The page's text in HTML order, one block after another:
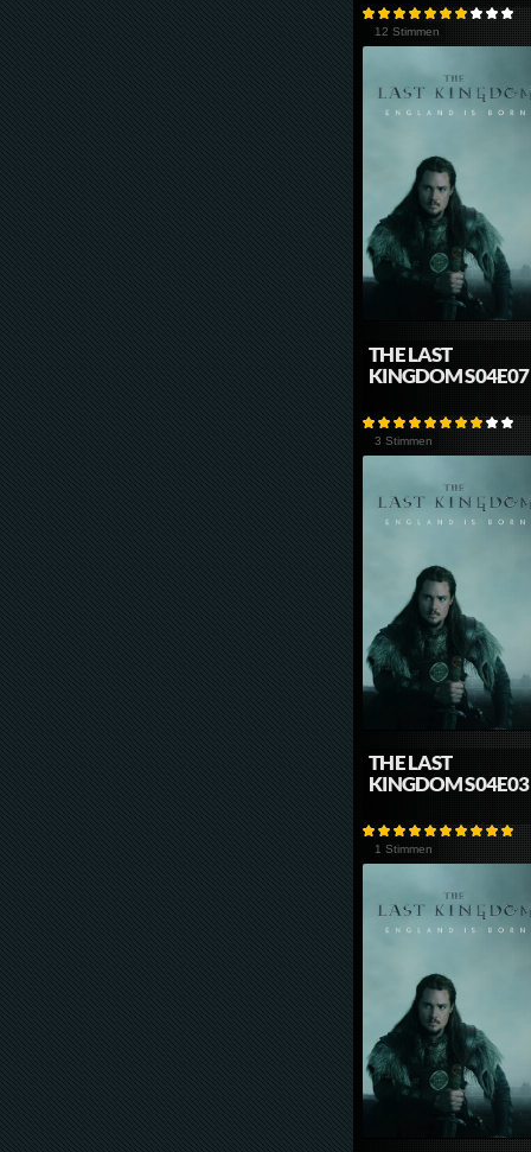
12 Stimmen
THE LAST
KINGDOM S04E07
3 Stimmen
THE LAST
KINGDOM S04E03
1 Stimmen